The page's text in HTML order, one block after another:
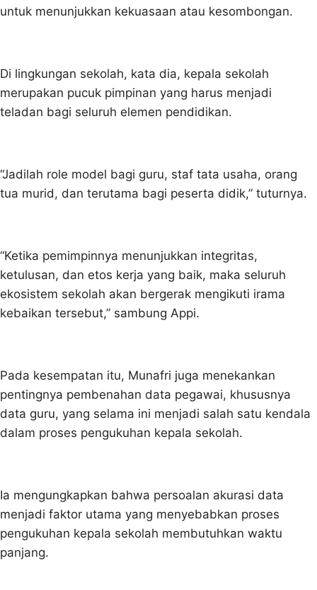
untuk menunjukkan kekuasaan atau kesombongan.
Di lingkungan sekolah, kata dia, kepala sekolah
merupakan pucuk pimpinan yang harus menjadi
teladan bagi seluruh elemen pendidikan.
“Jadilah role model bagi guru, staf tata usaha, orang
tua murid, dan terutama bagi peserta didik,” tuturnya.
“Ketika pemimpinnya menunjukkan integritas,
ketulusan, dan etos kerja yang baik, maka seluruh
ekosistem sekolah akan bergerak mengikuti irama
kebaikan tersebut,” sambung Appi.
Pada kesempatan itu, Munafri juga menekankan
pentingnya pembenahan data pegawai, khususnya
data guru, yang selama ini menjadi salah satu kendala
dalam proses pengukuhan kepala sekolah.
Ia mengungkapkan bahwa persoalan akurasi data
menjadi faktor utama yang menyebabkan proses
pengukuhan kepala sekolah membutuhkan waktu
panjang.